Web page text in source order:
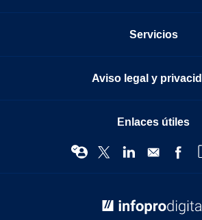
Servicios
Aviso legal y
Enlaces útiles